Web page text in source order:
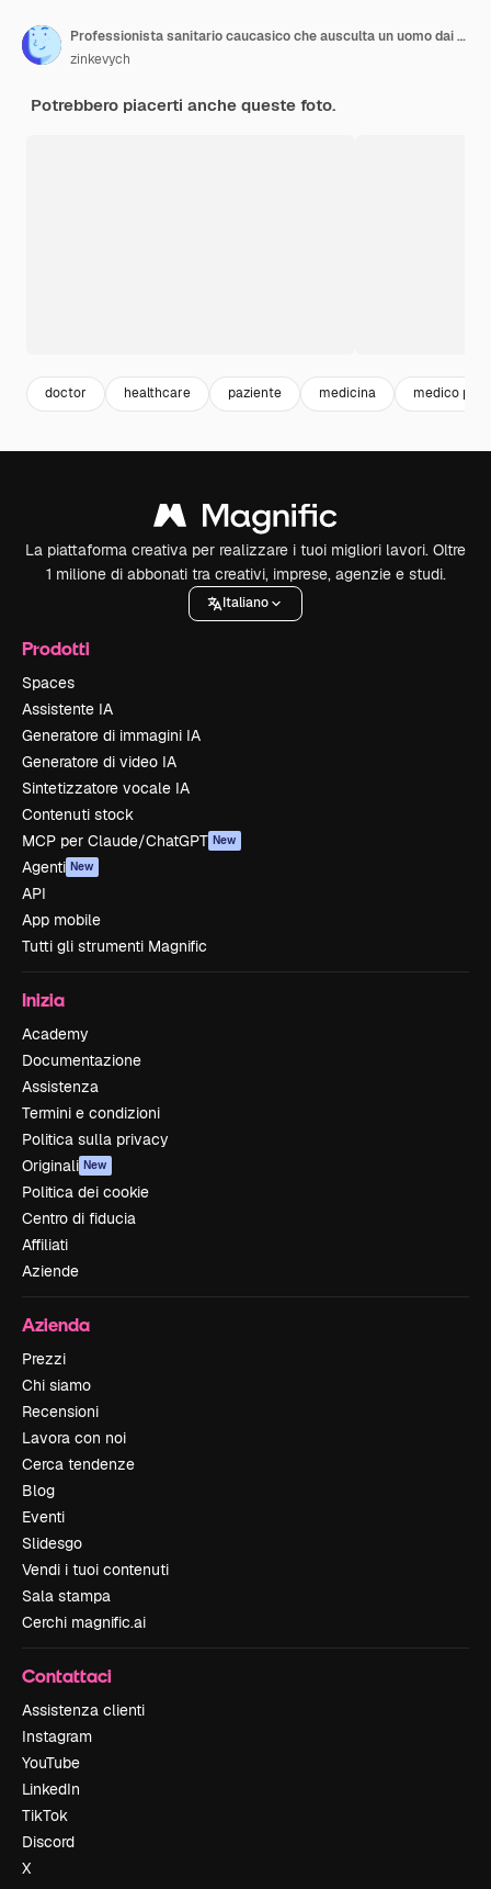
Professionista sanitario caucasico che ausculta un uomo dai capelli grigi
zinkevych
Potrebbero piacerti anche queste foto.
doctor healthcare paziente medicina medico
La piattaforma creativa per realizzare i tuoi migliori lavori. Oltre
1 milione di abbonati tra creativi, imprese, agenzie e studi.
Italiano
Prodotti
Spaces
Assistente IA
Generatore di immagini IA
Generatore di video IA
Sintetizzatore vocale IA
Contenuti stock
MCP per Claude/ChatGPT New
Agenti New
API
App mobile
Tutti gli strumenti Magnific
Inizia
Academy
Documentazione
Assistenza
Termini e condizioni
Politica sulla privacy
Originali New
Politica dei cookie
Centro di fiducia
Affiliati
Aziende
Azienda
Prezzi
Chi siamo
Recensioni
Lavora con noi
Cerca tendenze
Blog
Eventi
Slidesgo
Vendi i tuoi contenuti
Sala stampa
Cerchi magnific.ai
Contattaci
Assistenza clienti
Instagram
YouTube
LinkedIn
TikTok
Discord
X